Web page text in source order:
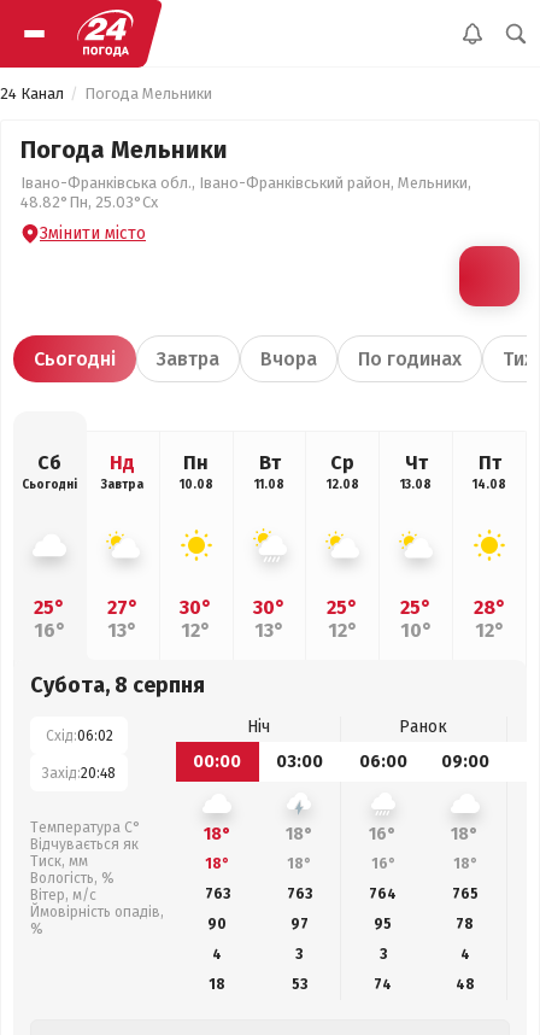
24 Канал Погода Мельники
Погода Мельники
Івано-Франківська обл., Івано-Франківський район, Мельники,
48.82°Пн, 25.03°Сх
Змінити місто
Сьогодні Завтра Вчора По годинах
Сб
Сьогодні
25°
16°
Нд
Завтра
27°
13°
Пн
10.08
30°
12°
Вт
11.08
30°
13°
Ср
12.08
25°
12°
Чт
13.08
25°
10°
Пт
14.08
28°
12°
Субота, 8 серпня
Схід:06:02
Захід:20:48
Температура С°
Відчувається як
Тиск, мм
Вологість, %
Вітер, м/с
Ймовірність опадів,
%
Ніч
Ранок
00:00
03:00 06:00 09:00
18° 18° 16° 18°
18° 18° 16° 18°
763
763 764 765
90
97 95 78
4
3 3
4
18
53 74 48